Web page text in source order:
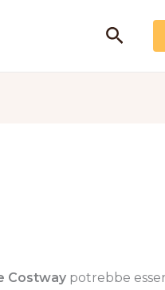
Cerca
Costwaypotrebbe